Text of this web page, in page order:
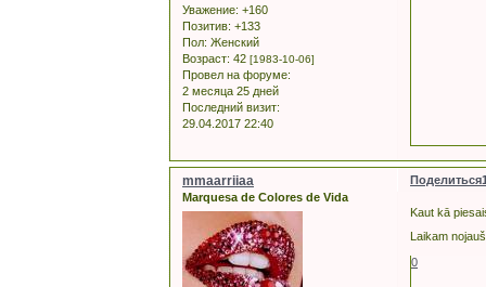
Уважение: +160
Позитив: +133
Пол: Женский
Возраст: 42 [1983-10-06]
Провел на форуме:
2 месяца 25 дней
Последний визит:
29.04.2017 22:40
Поделиться
mmaarriiaa
Marquesa de Colores de Vida
Kaut kā
Laikam
0